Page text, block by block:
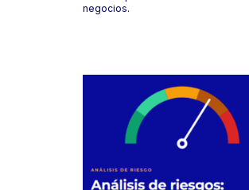
negocios.